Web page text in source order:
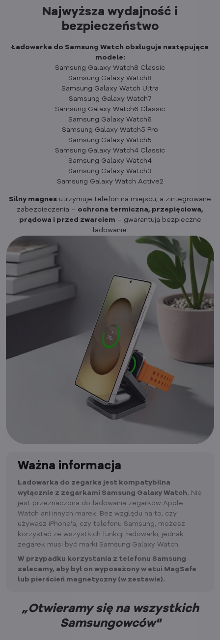
Najwyższa wydajność i
bezpieczeństwo
Ładowarka do Samsung Watch obsługuje następujące
modele:
Samsung Galaxy Watch8 Classic
Samsung Galaxy Watch8
Samsung Galaxy Watch Ultra
Samsung Galaxy Watch7
Samsung Galaxy Watch6 Classic
Samsung Galaxy Watch6
Samsung Galaxy Watch5 Pro
Samsung Galaxy Watch5
Samsung Galaxy Watch4 Classic
Samsung Galaxy Watch4
Samsung Galaxy Watch3
Samsung Galaxy Watch Active2
Silny magnes utrzymuje telefon na miejscu, a zintegrowane
zabezpieczenia – ochrona termiczna, przepięciowa,
prądowa i przed zwarciem – gwarantują bezpieczne
ładowanie.
Ważna informacja
Ładowarka do zegarka jest kompatybilna
wyłącznie z zegarkami Samsung Galaxy Watch. Nie
jest przeznaczona do ładowania zegarków Apple
Watch ani innych marek. Bez względu na to, czy
używasz iPhone'a, czy telefonu Samsung, możesz
korzystać ze wszystkich funkcji ładowarki, jednak
zegarek musi być marki Samsung Galaxy Watch.
W przypadku korzystania z telefonu Samsung
zalecamy, aby był on wyposażony w etui MagSafe
lub pierścień magnetyczny (w zestawie).
„Otwieramy się na wszystkich
Samsungowców"